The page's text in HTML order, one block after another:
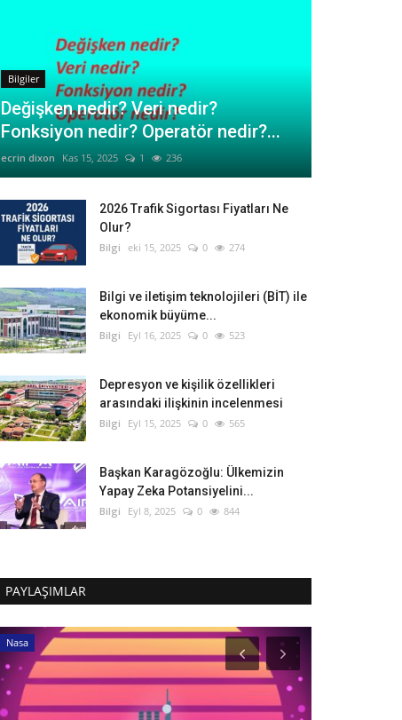
Bilgiler
Değişken nedir? Veri nedir?
Fonksiyon nedir? Operatör nedir?...
ecrin dixon Kas 15, 2025 1 236
2026 Trafik Sigortası Fiyatları Ne
Olur?
Bilgi eki 15, 2025 0 274
Bilgi ve iletişim teknolojileri (BİT) ile
ekonomik büyüme...
Bilgi Eyl 16, 2025 0 523
Depresyon ve kişilik özellikleri
arasındaki ilişkinin incelenmesi
Bilgi Eyl 15, 2025 0 565
Başkan Karagözoğlu: Ülkemizin
Yapay Zeka Potansiyelini...
Bilgi Eyl 8, 2025 0 844
PAYLAŞIMLAR
Nasa